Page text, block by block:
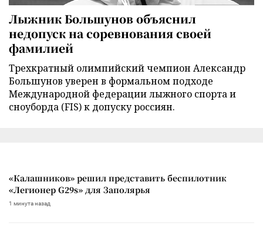
Лыжник Большунов объяснил
недопуск на соревнования своей
фамилией
Трехкратный олимпийский чемпион Александр
Большунов уверен в формальном подходе
Международной федерации лыжного спорта и
сноуборда (FIS) к допуску россиян.
«Калашников» решил представить беспилотник
«Легионер G29s» для Заполярья
1 минута назад